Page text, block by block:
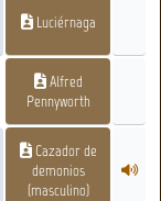
Luciérnaga
Alfred
Pennyworth
Cazador de
demonios
(masculino)